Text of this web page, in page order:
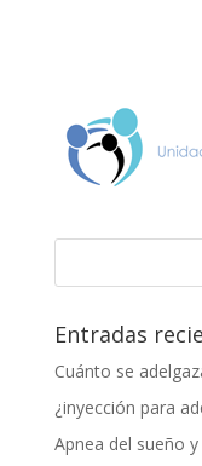
Entradas
Cuánto se
¿inyección para
Apnea del sueño